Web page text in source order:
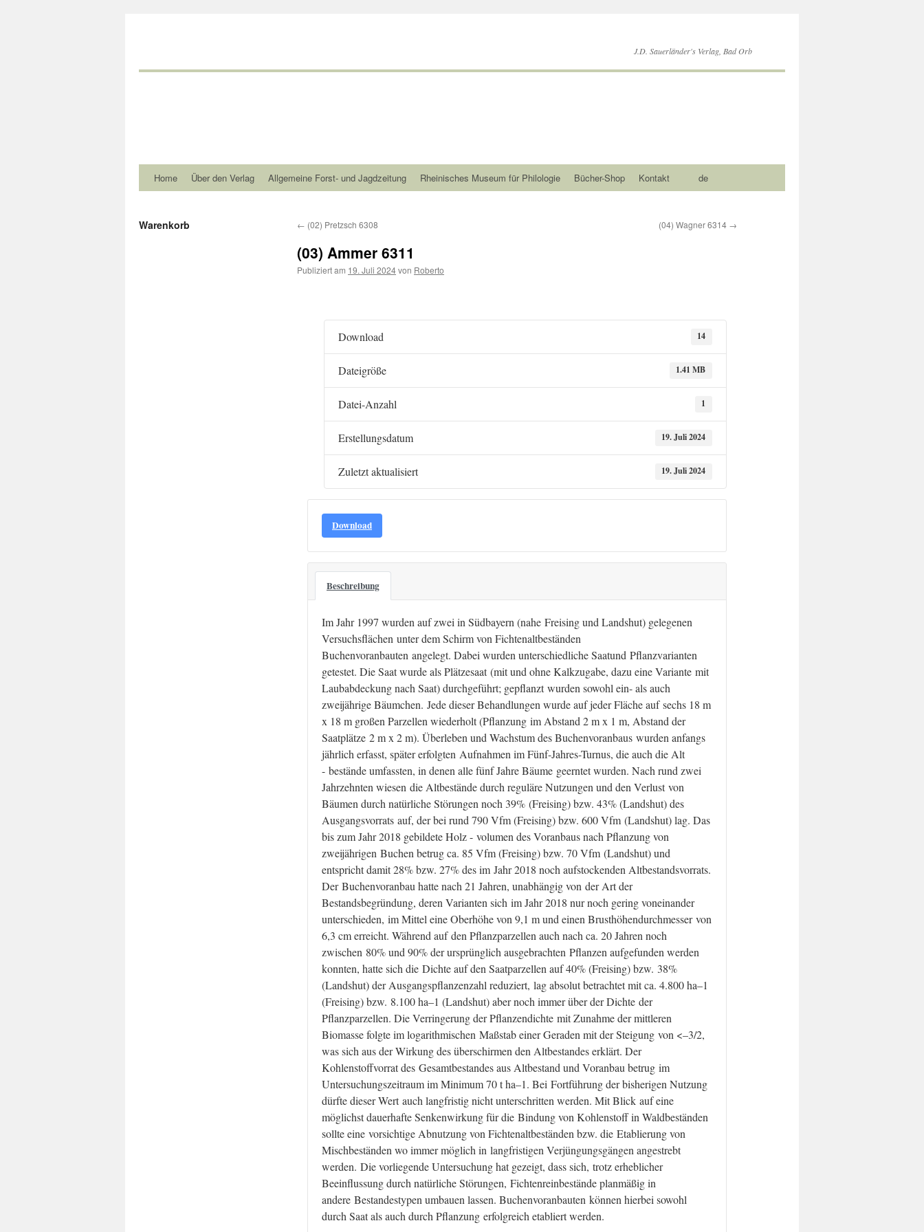
J.D. Sauerländer's Verlag, Bad Orb
Home Über den Verlag Allgemeine Forst- und Jagdzeitung Rheinisches Museum für Philologie Bücher-Shop Kontakt de
← (02) Pretzsch 6308 (04) Wagner 6314 →
(03) Ammer 6311
Publiziert am 19. Juli 2024von Roberto
Download 14
Dateigröße 1.41 MB
Datei-Anzahl 1
Erstellungsdatum 19. Juli 2024
Zuletzt aktualisiert 19. Juli 2024
Download
Beschreibung
Im Jahr 1997 wurden auf zwei in Südbayern (nahe Freising und Landshut) gelegenen
Versuchsflächen unter dem Schirm von Fichtenaltbeständen
Buchenvoranbauten angelegt. Dabei wurden unterschiedliche Saatund Pflanzvarianten
getestet. Die Saat wurde als Plätzesaat (mit und ohne Kalkzugabe, dazu eine Variante mit
Laubabdeckung nach Saat) durchgeführt; gepflanzt wurden sowohl ein- als auch
zweijährige Bäumchen. Jede dieser Behandlungen wurde auf jeder Fläche auf sechs 18 m
x 18 m großen Parzellen wiederholt (Pflanzung im Abstand 2 m x 1 m, Abstand der
Saatplätze 2 m x 2 m). Überleben und Wachstum des Buchenvoranbaus wurden anfangs
jährlich erfasst, später erfolgten Aufnahmen im Fünf-Jahres-Turnus, die auch die Alt
- bestände umfassten, in denen alle fünf Jahre Bäume geerntet wurden. Nach rund zwei
Jahrzehnten wiesen die Altbestände durch reguläre Nutzungen und den Verlust von
Bäumen durch natürliche Störungen noch 39% (Freising) bzw. 43% (Landshut) des
Ausgangsvorrats auf, der bei rund 790 Vfm (Freising) bzw. 600 Vfm (Landshut) lag. Das
bis zum Jahr 2018 gebildete Holz - volumen des Voranbaus nach Pflanzung von
zweijährigen Buchen betrug ca. 85 Vfm (Freising) bzw. 70 Vfm (Landshut) und
entspricht damit 28% bzw. 27% des im Jahr 2018 noch aufstockenden Altbestandsvorrats.
Der Buchenvoranbau hatte nach 21 Jahren, unabhängig von der Art der
Bestandsbegründung, deren Varianten sich im Jahr 2018 nur noch gering voneinander
unterschieden, im Mittel eine Oberhöhe von 9,1 m und einen Brusthöhendurchmesser von
6,3 cm erreicht. Während auf den Pflanzparzellen auch nach ca. 20 Jahren noch
zwischen 80% und 90% der ursprünglich ausgebrachten Pflanzen aufgefunden werden
konnten, hatte sich die Dichte auf den Saatparzellen auf 40% (Freising) bzw. 38%
(Landshut) der Ausgangspflanzenzahl reduziert, lag absolut betrachtet mit ca. 4.800 ha–1
(Freising) bzw. 8.100 ha–1 (Landshut) aber noch immer über der Dichte der
Pflanzparzellen. Die Verringerung der Pflanzendichte mit Zunahme der mittleren
Biomasse folgte im logarithmischen Maßstab einer Geraden mit der Steigung von <–3/2,
was sich aus der Wirkung des überschirmen den Altbestandes erklärt. Der
Kohlenstoffvorrat des Gesamtbestandes aus Altbestand und Voranbau betrug im
Untersuchungszeitraum im Minimum 70 t ha–1. Bei Fortführung der bisherigen Nutzung
dürfte dieser Wert auch langfristig nicht unterschritten werden. Mit Blick auf eine
möglichst dauerhafte Senkenwirkung für die Bindung von Kohlenstoff in Waldbeständen
sollte eine vorsichtige Abnutzung von Fichtenaltbeständen bzw. die Etablierung von
Mischbeständen wo immer möglich in langfristigen Verjüngungsgängen angestrebt
werden. Die vorliegende Untersuchung hat gezeigt, dass sich, trotz erheblicher
Beeinflussung durch natürliche Störungen, Fichtenreinbestände planmäßig in
andere Bestandestypen umbauen lassen. Buchenvoranbauten können hierbei sowohl
durch Saat als auch durch Pflanzung erfolgreich etabliert werden.
Warenkorb